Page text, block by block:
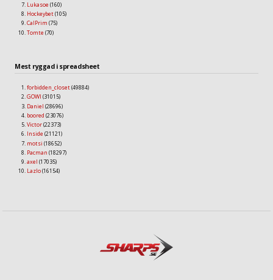
Lukasoe (160)
Hockeybet(105)
CalPrim (75)
Tomte (70)
Mest ryggad i spreadsheet
forbidden_closet(49884)
GOWI (31015)
Daniel (28696)
boored (23076)
Victor(22373)
Inside (21121)
motsi (18652)
Pacman (18297)
axel (17035)
Lazlo(16154)